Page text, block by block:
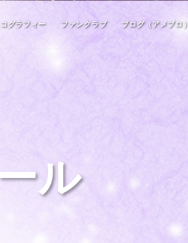
グラフィー ファンクラブ ブログ（アメブロ）
ル